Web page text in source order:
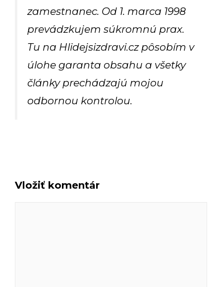
zamestnanec. Od 1. marca 1998
prevádzkujem súkromnú prax.
Tu na Hlidejsizdravi.cz pôsobím v
úlohe garanta obsahu a všetky
články prechádzajú mojou
odbornou kontrolou.
Vložiť komentár